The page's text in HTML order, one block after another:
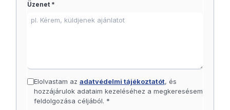
Üzenet *
Elolvastam az adatvédelmi tájékoztatót, és
hozzájárulok adataim kezeléséhez a megkeresésem
feldolgozása céljából. *